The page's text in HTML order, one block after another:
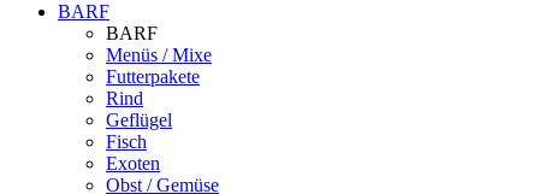
BARF
BARF
Menüs / Mixe
Futterpakete
Rind
Geflügel
Fisch
Exoten
Obst / Gemüse